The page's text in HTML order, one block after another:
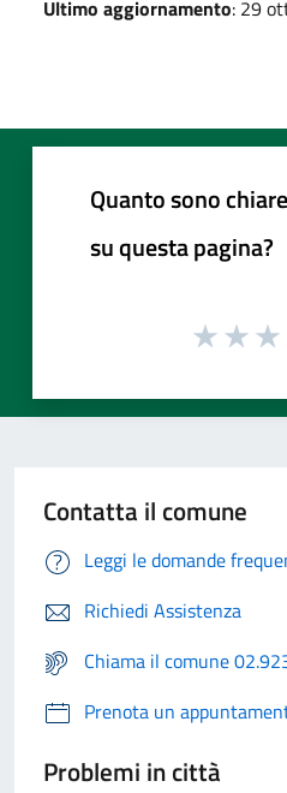
Ultimo aggiornamento: 29
Quanto sono
su questa pagina?
Contatta il comune
Leggi le domande
Richiedi Assistenza
Chiama il comune
Prenota un
Problemi in città